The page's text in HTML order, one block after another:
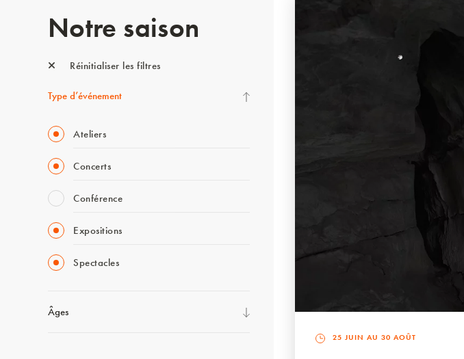
Notre saison
Réinitialiser les filtres
Type d’événement
Ateliers
Concerts
Conférence
Expositions
Spectacles
Âges
25 JUIN AU 30 AOÛT